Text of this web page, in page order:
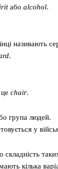
або alcohol.
називають
.
chair.
група людей.
у
кілька